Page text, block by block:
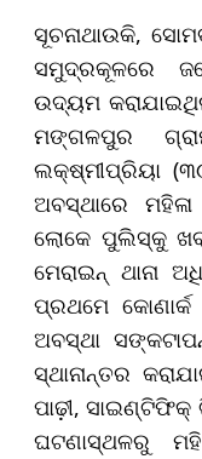
ସୂଚନାଥାଉକି,
ସମୁଦ୍ରକୂଳରେ
ଉଦ୍ୟମ
ମଙ୍ଗଳପୁର
ଲକ୍ଷ୍ମୀପ୍ରିୟା
ଅବସ୍ଥାରେ
ଲୋକେ ପୁଲିସ୍‌କୁ
ମେରାଇନ୍‌ ଥାନା
ପ୍ରଥମେ
ଅବସ୍ଥା
ସ୍ଥାନାନ୍ତର
ପାଢ଼ୀ,
ଘଟଣାସ୍ଥଳରୁ